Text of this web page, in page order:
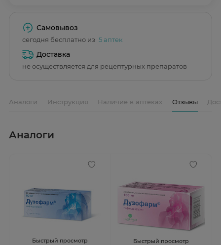
Самовывоз
сегодня бесплатно из 5 аптек
Доставка
не осуществляется для рецептурных препаратов
Аналоги Инструкция Наличие в аптеках Отзывы
Аналоги
Быстрый просмотр Быстрый просмотр